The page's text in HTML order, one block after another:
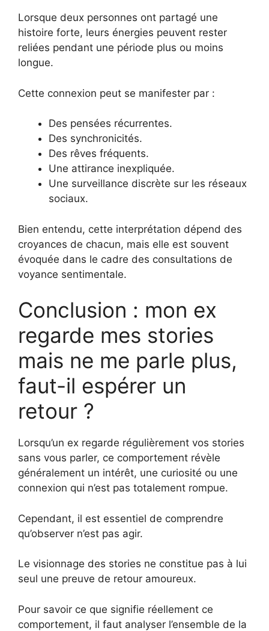
Lorsque deux personnes ont partagé une
histoire forte, leurs énergies peuvent rester
reliées pendant une période plus ou moins
longue.
Cette connexion peut se manifester par :
Des pensées récurrentes.
Des synchronicités.
Des rêves fréquents.
Une attirance inexpliquée.
Une surveillance discrète sur les réseaux
sociaux.
Bien entendu, cette interprétation dépend des
croyances de chacun, mais elle est souvent
évoquée dans le cadre des consultations de
voyance sentimentale.
Conclusion : mon ex
regarde mes stories
mais ne me parle plus,
faut-il espérer un
retour ?
Lorsqu’un ex regarde régulièrement vos stories
sans vous parler, ce comportement révèle
généralement un intérêt, une curiosité ou une
connexion qui n’est pas totalement rompue.
Cependant, il est essentiel de comprendre
qu’observer n’est pas agir.
Le visionnage des stories ne constitue pas à lui
seul une preuve de retour amoureux.
Pour savoir ce que signifie réellement ce
comportement, il faut analyser l’ensemble de la